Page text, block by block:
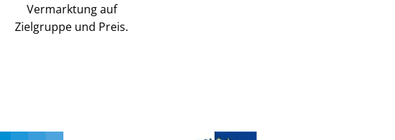
Vermarktung auf
Zielgruppe und Preis.